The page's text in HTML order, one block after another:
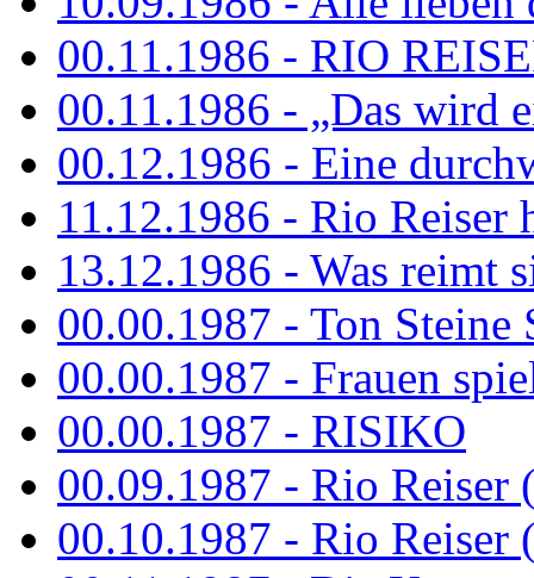
00.11.1986 - RIO
00.11.1986 - „Das wird
00.12.1986 - Eine
11.12.1986 - Rio Reiser
13.12.1986 - Was reimt
00.00.1987 - Ton Steine
00.00.1987 - Frauen
00.00.1987 - RISIKO
00.09.1987 - Rio Reiser
00.10.1987 - Rio Reiser